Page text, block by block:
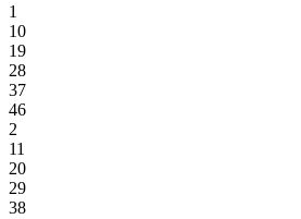
1
10
19
28
37
46
2
11
20
29
38